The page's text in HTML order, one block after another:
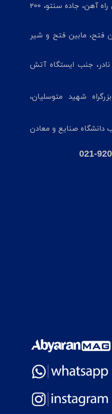
شعبه مرکزی: تبریز، میدان راه آهن، جاده سنتو، 200
فتح، مابین فتح و شیر
نادر، جنب ایستگاه آتش
شهید متوسلیان،
دانشگاه صنایع و معادن
021-